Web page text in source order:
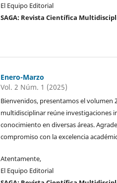
El Equipo Editorial
SAGA: Revista Científica
Enero-Marzo
Vol. 2 Núm. 1 (2025)
Bienvenidos, presentamos el volumen
multidisciplinar reúne investigaciones
conocimiento en diversas áreas.
compromiso con la excelencia
Atentamente,
El Equipo Editorial